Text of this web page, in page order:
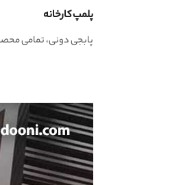
پلمپ کارخانه
پابجی دونی، تمامی